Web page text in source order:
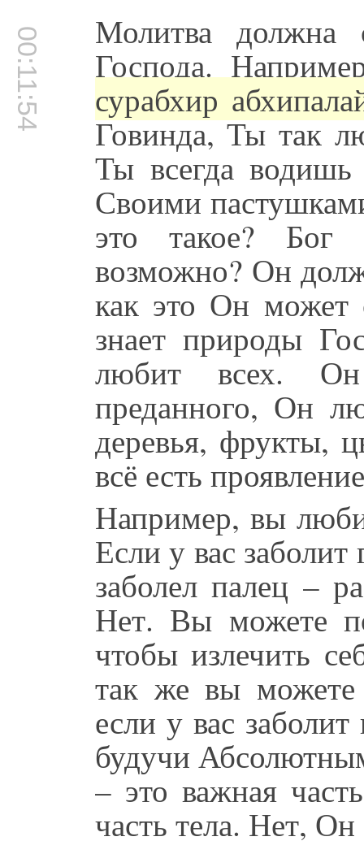
00:11:54 Молитва должна
Господа.
сурабхир
Говинда, Ты так
Ты всегда
Своими
это такое? Бог
возможно? Он
как это Он может
знает природы
любит всех.
преданного, Он
деревья, фрукты,
всё есть
Например, вы
Если у вас заболит
заболел палец –
Нет. Вы можете
чтобы излечить
так же вы можете
если у вас
будучи
– это важная
часть тела. Нет, Он